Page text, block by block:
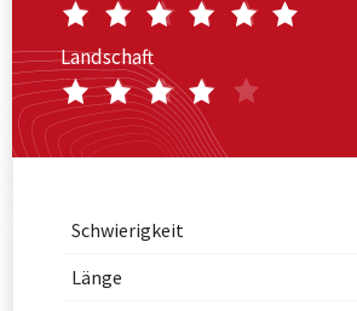
Landschaft
Schwierigkeit
Länge